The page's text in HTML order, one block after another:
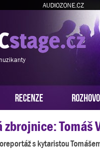
AUDIOZONE.CZ
RECENZE
zbrojnice: Tomáš
s kytaristou